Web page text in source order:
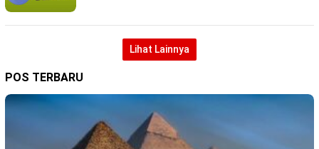
Lihat Lainnya
POS TERBARU